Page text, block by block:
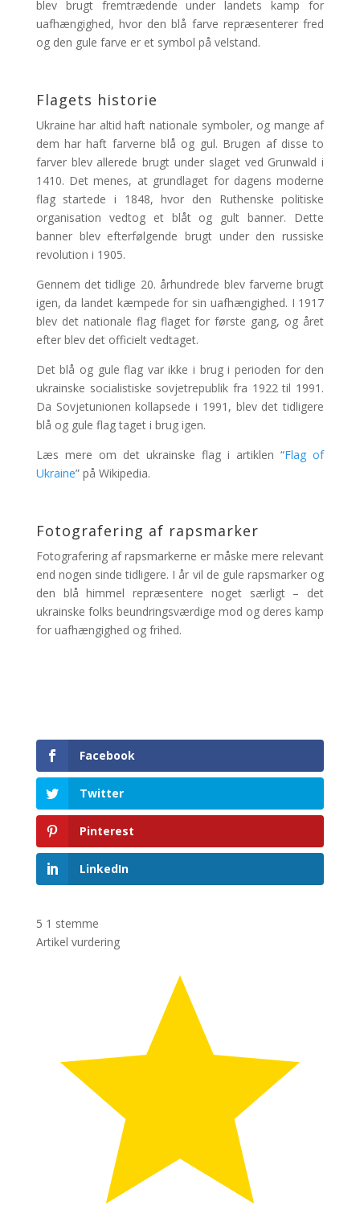
blev brugt fremtrædende under landets kamp for
uafhængighed, hvor den blå farve repræsenterer fred
og den gule farve er et symbol på velstand.
Flagets historie
Ukraine har altid haft nationale symboler, og mange af
dem har haft farverne blå og gul. Brugen af ​​disse to
farver blev allerede brugt under slaget ved Grunwald i
1410. Det menes, at grundlaget for dagens moderne
flag startede i 1848, hvor den Ruthenske politiske
organisation vedtog et blåt og gult banner. Dette
banner blev efterfølgende brugt under den russiske
revolution i 1905.
Gennem det tidlige 20. århundrede blev farverne brugt
igen, da landet kæmpede for sin uafhængighed. I 1917
blev det nationale flag flaget for første gang, og året
efter blev det officielt vedtaget.
Det blå og gule flag var ikke i brug i perioden for den
ukrainske socialistiske sovjetrepublik fra 1922 til 1991.
Da Sovjetunionen kollapsede i 1991, blev det tidligere
blå og gule flag taget i brug igen.
Læs mere om det ukrainske flag i artiklen “Flag of
Ukraine” på Wikipedia.
Fotografering af rapsmarker
Fotografering af rapsmarkerne er måske mere relevant
end nogen sinde tidligere. I år vil de gule rapsmarker og
den blå himmel repræsentere noget særligt – det
ukrainske folks beundringsværdige mod og deres kamp
for uafhængighed og frihed.
Facebook
Twitter
Pinterest
LinkedIn
5 1 stemme
Artikel vurdering